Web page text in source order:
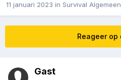
11 januari 2023 in Survival Algemeen
Reageer
Gast